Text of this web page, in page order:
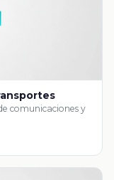
comunicaciones y